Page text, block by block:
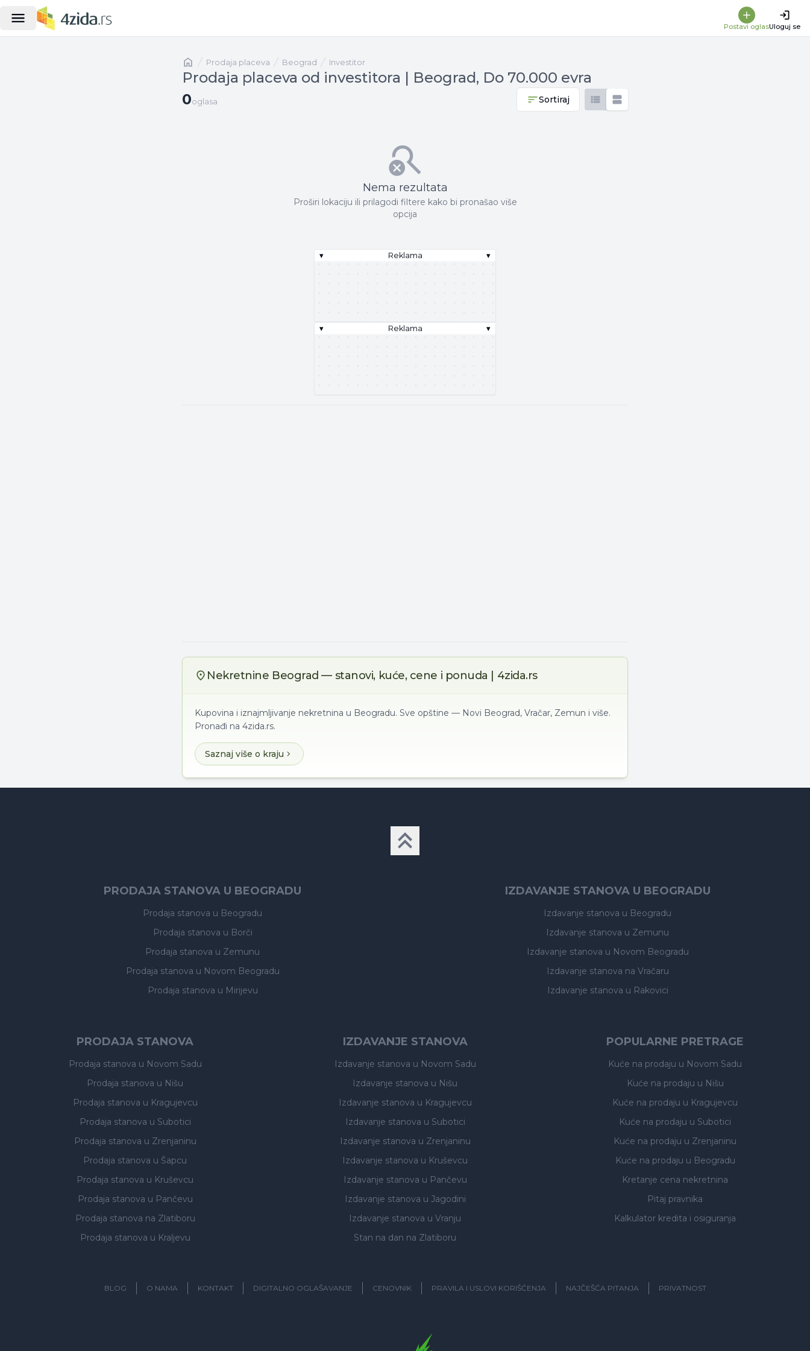
Postavi oglasUloguj se
Naslovnaprodaja placeva Beograd investitor
Prodaja placeva od investitora | Beograd, Do 70.000 evra
0 oglasa
0oglasa Sortiraj
Nema rezultata
Proširi lokaciju ili prilagodi filtere kako bi pronašao više
opcija
▾ Reklama ▾
▾ Reklama ▾
Nekretnine Beograd — stanovi, kuće, cene i ponuda | 4zida.rs
Kupovina i iznajmljivanje nekretnina u Beogradu. Sve opštine — Novi Beograd, Vračar, Zemun i više.
Pronađi na 4zida.rs.
Saznaj više o kraju
PRODAJA STANOVA U BEOGRADU
Prodaja stanova u Beogradu
Prodaja stanova u Borči
Prodaja stanova u Zemunu
Prodaja stanova u Novom Beogradu
Prodaja stanova u Mirijevu
IZDAVANJE STANOVA U BEOGRADU
Izdavanje stanova u Beogradu
Izdavanje stanova u Zemunu
Izdavanje stanova u Novom Beogradu
Izdavanje stanova na Vračaru
Izdavanje stanova u Rakovici
PRODAJA STANOVA
Prodaja stanova u Novom Sadu
Prodaja stanova u Nišu
Prodaja stanova u Kragujevcu
Prodaja stanova u Subotici
Prodaja stanova u Zrenjaninu
Prodaja stanova u Šapcu
Prodaja stanova u Kruševcu
Prodaja stanova u Pančevu
Prodaja stanova na Zlatiboru
Prodaja stanova u Kraljevu
IZDAVANJE STANOVA
Izdavanje stanova u Novom Sadu
Izdavanje stanova u Nišu
Izdavanje stanova u Kragujevcu
Izdavanje stanova u Subotici
Izdavanje stanova u Zrenjaninu
Izdavanje stanova u Kruševcu
Izdavanje stanova u Pančevu
Izdavanje stanova u Jagodini
Izdavanje stanova u Vranju
Stan na dan na Zlatiboru
POPULARNE PRETRAGE
Kuće na prodaju u Novom Sadu
Kuće na prodaju u Nišu
Kuće na prodaju u Kragujevcu
Kuće na prodaju u Subotici
Kuće na prodaju u Zrenjaninu
Kuće na prodaju u Beogradu
Kretanje cena nekretnina
Pitaj pravnika
Kalkulator kredita i osiguranja
BLOG O NAMA KONTAKT DIGITALNO OGLAŠAVANJE CENOVNIK PRAVILA I USLOVI KORIŠĆENJA NAJČEŠĆA PITANJA PRIVATNOST